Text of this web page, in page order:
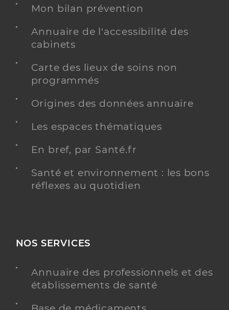
Mon bilan prévention
Annuaire de l'accessibilité des
cabinets
Carte des lieux de soins non
programmés
Origines des données annuaire
Les espaces thématiques
En bref, par Santé.fr
Santé et environnement : les bons
réflexes au quotidien
NOS SERVICES
Annuaire des professionnels et des
établissements de santé